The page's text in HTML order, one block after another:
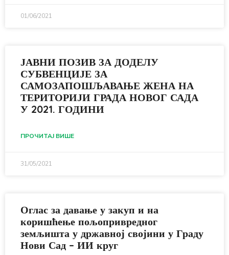
01/06/2021
ЈАВНИ ПОЗИВ ЗА ДОДЕЛУ
СУБВЕНЦИЈЕ ЗА
САМОЗАПОШЉАВАЊЕ ЖЕНА НА
ТЕРИТОРИЈИ ГРАДА НОВОГ САДА
У 2021. ГОДИНИ
ПРОЧИТАЈ ВИШЕ
31/05/2021
Оглас за давање у закуп и на
коришћење пољопривредног
земљишта у државној својини у Граду
Нови Сад – ИИ круг